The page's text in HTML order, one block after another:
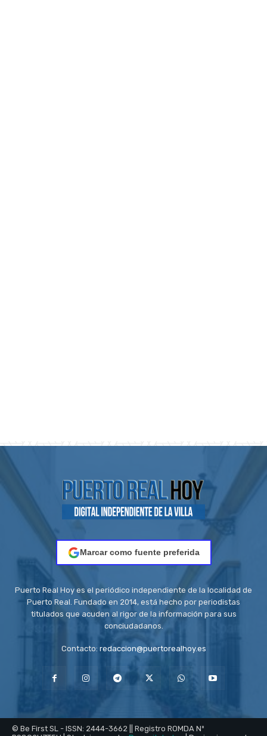
Marcar como fuente preferida
Puerto Real Hoy es el periódico independiente de la localidad de
Puerto Real. Fundado en 2014, está hecho por periodistas
titulados que acuden al rigor de la información para sus
conciudadanos.
Contacto: redaccion@puertorealhoy.es
© Be First SL - ISSN: 2444-3662 || Registro ROMDA Nº